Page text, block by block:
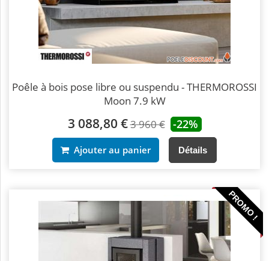
Poêle à bois pose libre ou suspendu - THERMOROSSI
Moon 7.9 kW
3 088,80 €3 960 € -22%
Ajouter au panier Détails
PROMO !